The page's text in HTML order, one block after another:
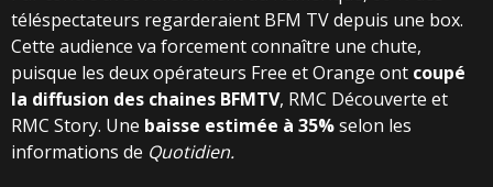
téléspectateurs regarderaient BFM TV depuis une box.
Cette audience va forcement connaître une chute,
puisque les deux opérateurs Free et Orange ont coupé
la diffusion des chaines BFMTV, RMC Découverte et
RMC Story. Une baisse estimée à 35%selon les
informations de Quotidien.